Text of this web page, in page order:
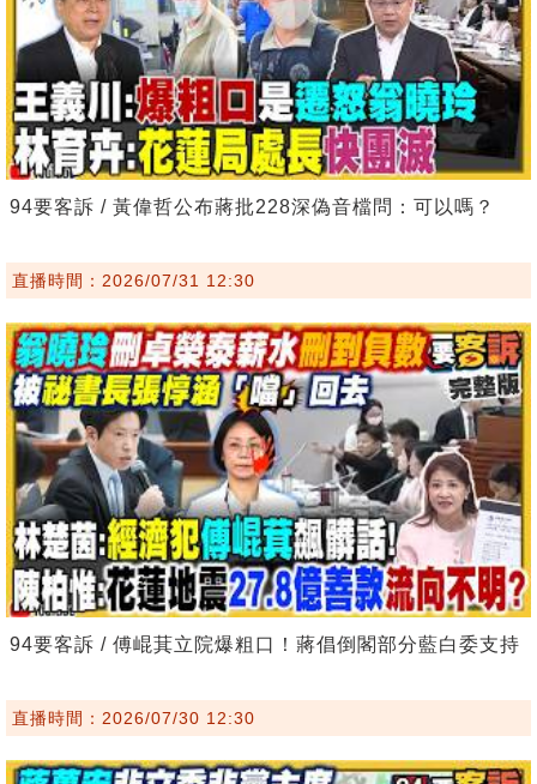
94要客訴 / 黃偉哲公布蔣批228深偽音檔問：可以嗎？
直播時間：2026/07/31 12:30
94要客訴 / 傅崐萁立院爆粗口！蔣倡倒閣部分藍白委支持
直播時間：2026/07/30 12:30